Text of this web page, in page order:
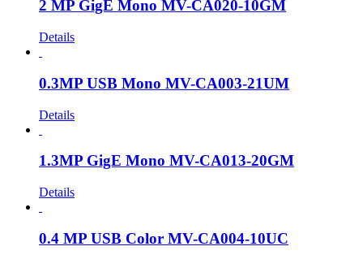
2 MP GigE Mono MV-CA020-10GM
Details
0.3MP USB Mono MV-CA003-21UM
Details
1.3MP GigE Mono MV-CA013-20GM
Details
0.4 MP USB Color MV-CA004-10UC